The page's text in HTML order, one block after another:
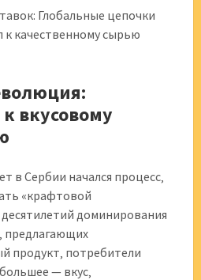
Глобальные цепочки
к качественному сырью
вкусовому
в Сербии начался процесс‚
«крафтовой
доминирования
предлагающих
продукт‚ потребители
— вкус‚